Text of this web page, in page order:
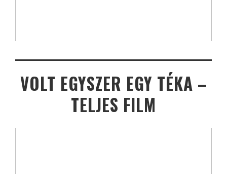
VOLT EGYSZER EGY TÉKA –
TELJES FILM